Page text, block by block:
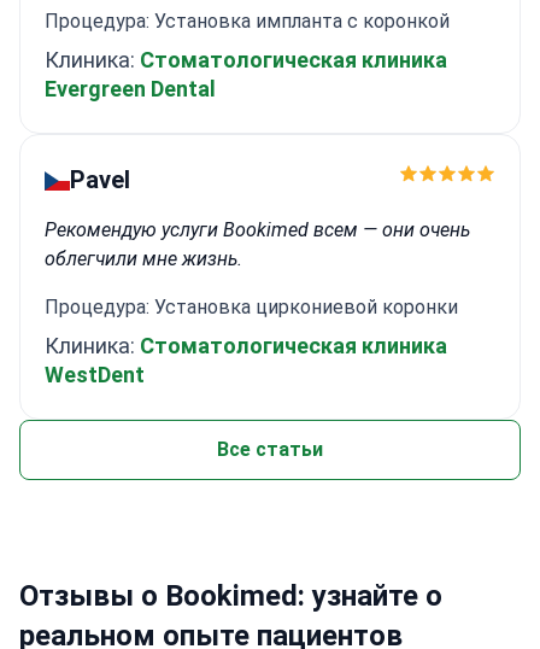
Процедура: Установка импланта с коронкой
Клиника: Стоматологическая клиника
Evergreen Dental
Pavel
Рекомендую услуги Bookimed всем — они очень
облегчили мне жизнь.
Процедура: Установка циркониевой коронки
Клиника: Стоматологическая клиника
WestDent
Все статьи
Отзывы о Bookimed: узнайте о
реальном опыте пациентов